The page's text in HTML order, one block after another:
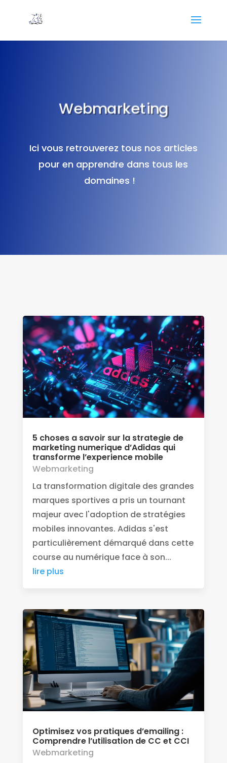
Webmarketing
Ici vous retrouverez tous nos articles
pour en apprendre dans tous les
domaines !
5 choses a savoir sur la strategie de
marketing numerique d’Adidas qui
transforme l’experience mobile
Webmarketing
La transformation digitale des grandes
marques sportives a pris un tournant
majeur avec l'adoption de stratégies
mobiles innovantes. Adidas s'est
particulièrement démarqué dans cette
course au numérique face à son...
lire plus
Optimisez vos pratiques d’emailing :
Comprendre l’utilisation de CC et CCI
Webmarketing